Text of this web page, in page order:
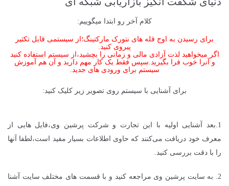
کلام آخر رو ابتدا میگوییم:
برای رسیدن به اوج قله های نتورک مارکتینگ؛از سیستمی قابل تکثیر
پیروی کنید.
اگر میخواهید لذت آزادی مالی و زمانی را بچشید،از سیستم استفاده کنید
و آنرا خوب فرا بگیرید.سپس فقط یک کار مهم دارید و آن هم آموزش
سیستم برای ورودی های جدید.
برای آشنایی با سیستم روی تصویر زیر کلیک کنید:
1.بعد آشنایی اولیه با این تجارت و شرکت پرشین وی،فایل هایی از
معرف خود دریافت می‌کنند که حاوی اطلاعات بسیار مفید است،لطفا آنها
را با دقت بررسی کنید.
2. به سایت پرشین وی مراجعه کنید و با قسمت های مختلف سایت آشنا